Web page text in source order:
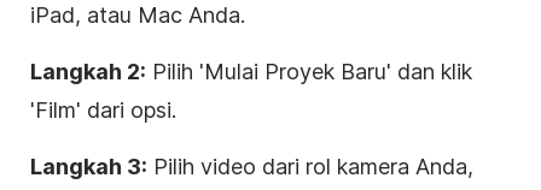
iPad, atau Mac Anda.
Langkah 2: Pilih 'Mulai Proyek Baru' dan klik
'Film' dari opsi.
Langkah 3: Pilih video dari rol kamera Anda,